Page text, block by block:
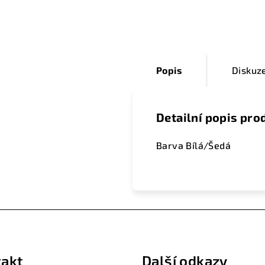
Popis
Detailní popis
Barva Bílá/Šedá
Další odkazy